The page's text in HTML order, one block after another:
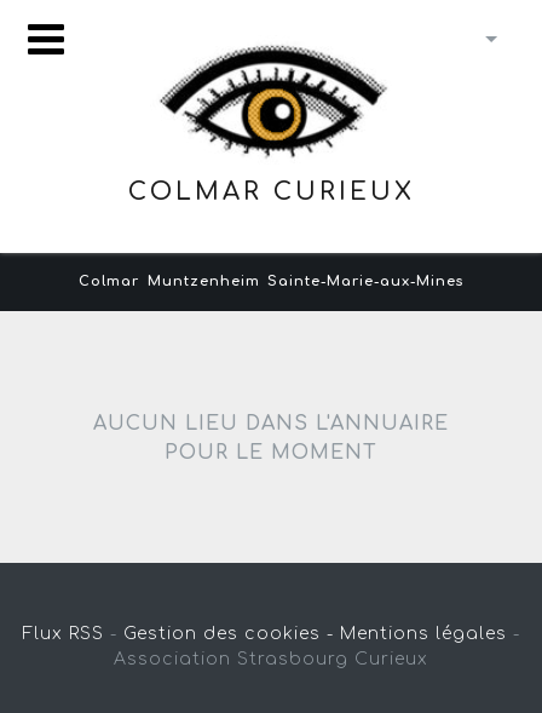
COLMAR CURIEUX
Colmar Muntzenheim Sainte-Marie-aux-Mines
AUCUN LIEU DANS L'ANNUAIRE
POUR LE MOMENT
Flux RSS - Gestion des cookies - Mentions légales -
Association Strasbourg Curieux